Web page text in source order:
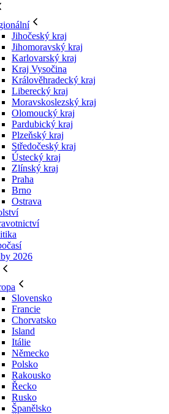
Jihočeský kraj
Jihomoravský kraj
Karlovarský kraj
Kraj Vysočina
Králověhradecký kraj
Liberecký kraj
Moravskoslezský kraj
Olomoucký kraj
Pardubický kraj
Plzeňský kraj
Středočeský kraj
Ústecký kraj
Zlínský kraj
Praha
Brno
Ostrava
2026
Slovensko
Francie
Chorvatsko
Island
Itálie
Německo
Polsko
Rakousko
Řecko
Rusko
Španělsko